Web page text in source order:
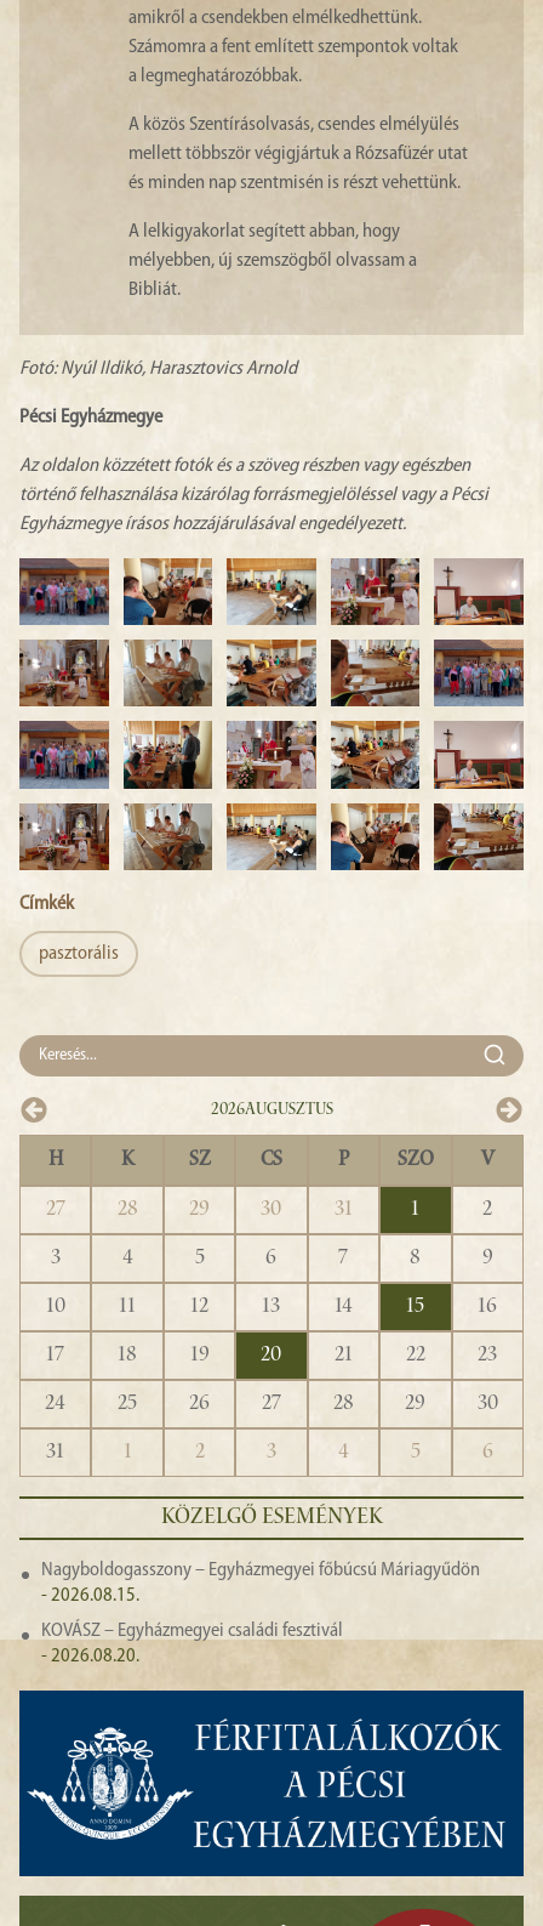
amikről a csendekben elmélkedhettünk.
Számomra a fent említett szempontok voltak
a legmeghatározóbbak.
A közös Szentírásolvasás, csendes elmélyülés
mellett többször végigjártuk a Rózsafüzér utat
és minden nap szentmisén is részt vehettünk.
A lelkigyakorlat segített abban, hogy
mélyebben, új szemszögből olvassam a
Bibliát.
Fotó: Nyúl Ildikó, Harasztovics Arnold
Pécsi Egyházmegye
Az oldalon közzétett fotók és a szöveg részben vagy egészben
történő felhasználása kizárólag forrásmegjelöléssel vagy a Pécsi
Egyházmegye írásos hozzájárulásával engedélyezett.
Címkék
pasztorális
2026Augusztus
H K SZ CS P SZO V
27 28 29 30 31 1
2
3
4 5 6 7 8
9
10
11 12 13 14 15
16
17
18 19 20 21 22
23
24
25 26 27 28 29
30
31
1 2 3 4 5 6
KÖZELGŐ ESEMÉNYEK
Nagyboldogasszony – Egyházmegyei főbúcsú Máriagyűdön
- 2026.08.15.
KOVÁSZ – Egyházmegyei családi fesztivál
- 2026.08.20.